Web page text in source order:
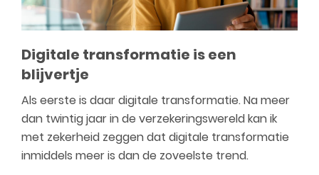
Digitale transformatie is een
blijvertje
Als eerste is daar digitale transformatie. Na meer
dan twintig jaar in de verzekeringswereld kan ik
met zekerheid zeggen dat digitale transformatie
inmiddels meer is dan de zoveelste trend.